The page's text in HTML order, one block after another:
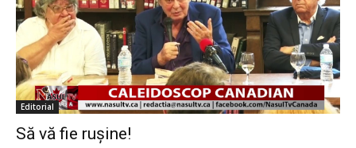
Editorial
Să vă fie rușine!